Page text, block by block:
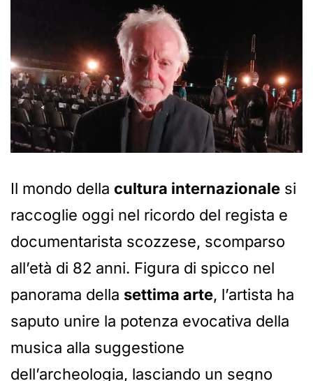
Il mondo della cultura internazionale si
raccoglie oggi nel ricordo del regista e
documentarista scozzese, scomparso
all’età di 82 anni. Figura di spicco nel
panorama della settima arte, l’artista ha
saputo unire la potenza evocativa della
musica alla suggestione
dell’archeologia, lasciando un segno